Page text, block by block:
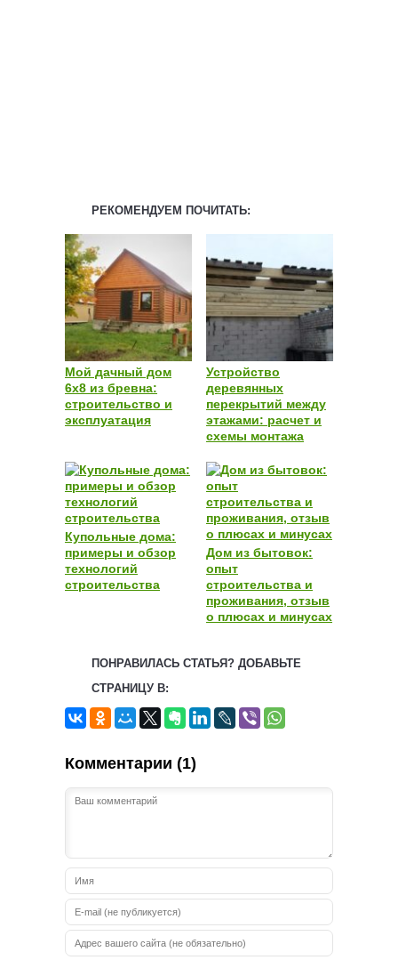
РЕКОМЕНДУЕМ ПОЧИТАТЬ:
Мой дачный дом
6х8 из бревна:
строительство и
эксплуатация
Устройство
деревянных
перекрытий между
этажами: расчет и
схемы монтажа
Купольные дома:
примеры и обзор
технологий
строительства
Дом из бытовок:
опыт
строительства и
проживания, отзыв
о плюсах и минусах
ПОНРАВИЛАСЬ СТАТЬЯ? ДОБАВЬТЕ
СТРАНИЦУ В:
Комментарии (1)